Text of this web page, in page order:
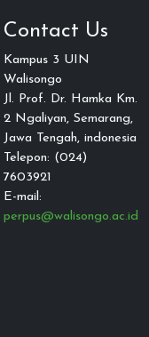
Contact Us
Kampus 3 UIN
Walisongo
Jl. Prof. Dr. Hamka Km.
2 Ngaliyan, Semarang,
Jawa Tengah, indonesia
Telepon: (024)
7603921
E-mail:
perpus@walisongo.ac.id